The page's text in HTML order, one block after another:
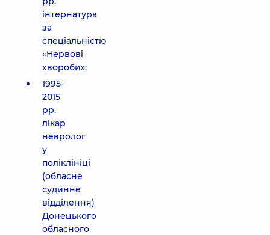
інтернатура
за
спеціальністю
«Нервові
хвороби»;
1995-
2015
рр.
лікар
невролог
у
поліклініці
(обласне
судинне
відділення)
Донецького
обласного